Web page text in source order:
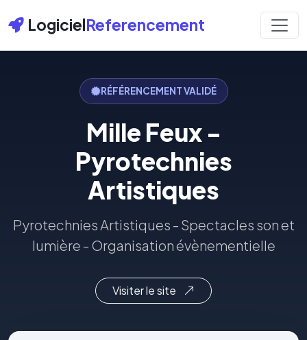
LogicielReferencement
RÉFÉRENCEMENT VALIDÉ
Mille Feux -
Pyrotechnies
Artistiques
Pyrotechnies Artistiques - Spectacles son et
lumière - Organisation évènementielle
Visiter le site